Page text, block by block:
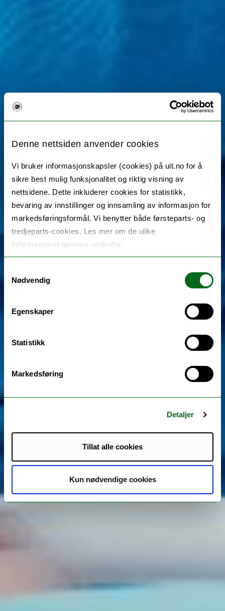
Denne nettsiden anvender cookies
Vi bruker informasjonskapsler (cookies) på uit.no for å
sikre best mulig funksjonalitet og riktig visning av
nettsidene. Dette inkluderer cookies for statistikk,
bevaring av innstillinger og innsamling av informasjon for
markedsføringsformål. Vi benytter både førsteparts- og
tredjeparts-cookies. Les mer om de ulike
informasjonskapslene nedenfor.
Nødvendig
Egenskaper
Statistikk
Markedsføring
Detaljer
Tillat alle cookies
Kun nødvendige cookies